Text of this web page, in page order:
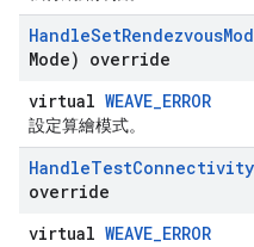
HandleSetRendezvous
Mode) override
virtual WEAVE_ERROR
設定算繪模式。
HandleTestConnectivity
override
virtual WEAVE_ERROR